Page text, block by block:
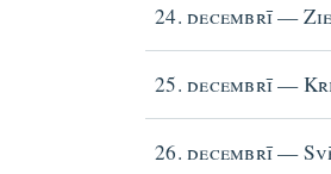
24. decembrī —
25. decembrī —
26. decembrī —